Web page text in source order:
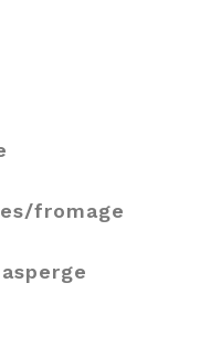
fromage